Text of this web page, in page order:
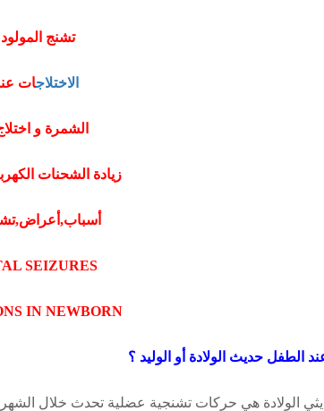
تشنج المولود
الاختلاجات
الشمرة و
زيادة الشحنات
SEIZURES
IN NEWBORN
الطفل حديث الولادة أو الوليد ؟
الولادة هي حركات تشنجية عضلية تحدث خلال الشهر